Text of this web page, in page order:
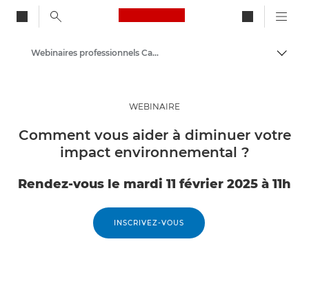
Canon Logo, back to
Evénements et témoignages
Webinaires professionnels Canon
WEBINAIRE
Comment vous aider à diminuer votre
impact environnemental ?
Rendez-vous le mardi 11 février 2025 à 11h
INSCRIVEZ-VOUS